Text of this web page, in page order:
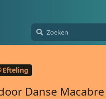
Efteling
Danse Macabre